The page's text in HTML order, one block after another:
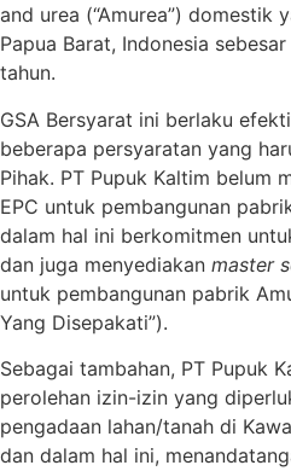
and urea (“Amurea”) domestik
Papua Barat, Indonesia
tahun.
GSA Bersyarat ini berlaku
beberapa persyaratan yang
Pihak. PT Pupuk Kaltim belum
EPC untuk pembangunan
dalam hal ini berkomitmen
dan juga menyediakan master
untuk pembangunan pabrik
Yang Disepakati”).
Sebagai tambahan, PT Pupuk
perolehan izin-izin yang
pengadaan lahan/tanah di
dan dalam hal ini,